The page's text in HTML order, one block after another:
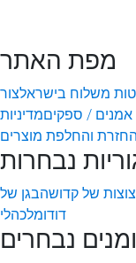
מפת האתר
משלוח בישראלצור
אמנים / ספקיםמדיניות
החזרת והחלפת מוצרים
נבחרות
של קדושהבגן של
דודומלכהלי
נבחרים